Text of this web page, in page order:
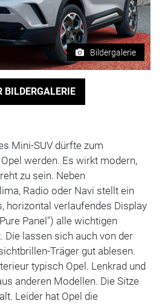
Bildergalerie
BILDERGALERIE
Mini-SUV dürfte zum
werden. Es wirkt modern,
zu sein. Neben
Radio oder Navi stellt ein
horizontal verlaufendes Display
Panel") alle wichtigen
Die lassen sich auch von der
Träger gut ablesen.
typisch Opel. Lenkrad und
anderen Modellen. Die Sitze
Leider hat Opel die